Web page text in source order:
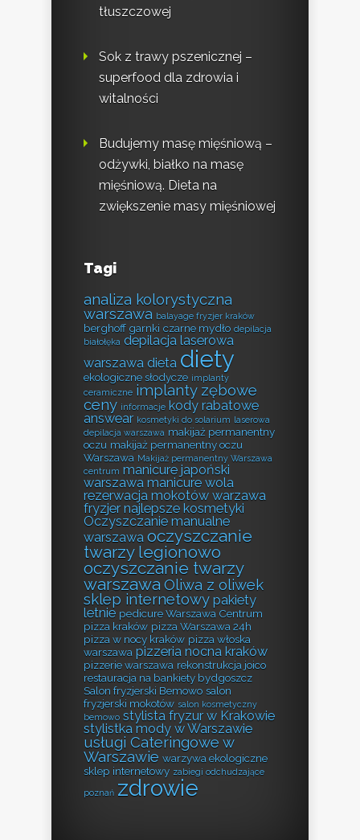
tłuszczowej
Sok z trawy pszenicznej –
superfood dla zdrowia i
witalności
Budujemy masę mięśniową –
odżywki, białko na masę
mięśniową. Dieta na
zwiększenie masy mięśniowej
Tagi
analiza kolorystyczna
warszawa balayage fryzjer kraków
berghoff garnki czarne mydło depilacja
białołęka depilacja laserowa
warszawa dieta diety
ekologiczne słodycze implanty
ceramiczne implanty zębowe
ceny informacje kody rabatowe
answear kosmetyki do solarium laserowa
depilacja warszawa makijaż permanentny
oczu makijaż permanentny oczu
Warszawa Makijaż permanentny Warszawa
centrum manicure japoński
warszawa manicure wola
rezerwacja mokotów warzawa
fryzjer najlepsze kosmetyki
Oczyszczanie manualne
warszawa oczyszczanie
twarzy legionowo
oczyszczanie twarzy
warszawa Oliwa z oliwek
sklep internetowy pakiety
letnie pedicure Warszawa Centrum
pizza kraków pizza Warszawa 24h
pizza w nocy kraków pizza włoska
warszawa pizzeria nocna kraków
pizzerie warszawa rekonstrukcja joico
restauracja na bankiety bydgoszcz
Salon fryzjerski Bemowo salon
fryzjerski mokotów salon kosmetyczny
bemowo stylista fryzur w Krakowie
stylistka mody w Warszawie
usługi Cateringowe w
Warszawie warzywa ekologiczne
sklep internetowy zabiegi odchudzające
poznań zdrowie